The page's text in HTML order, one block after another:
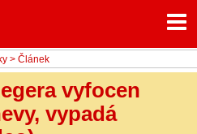
> Článek
vyfocen
vypadá